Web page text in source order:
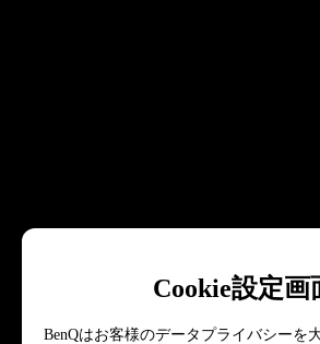
Cookie設定画
BenQはお客様のデータプライバシーを